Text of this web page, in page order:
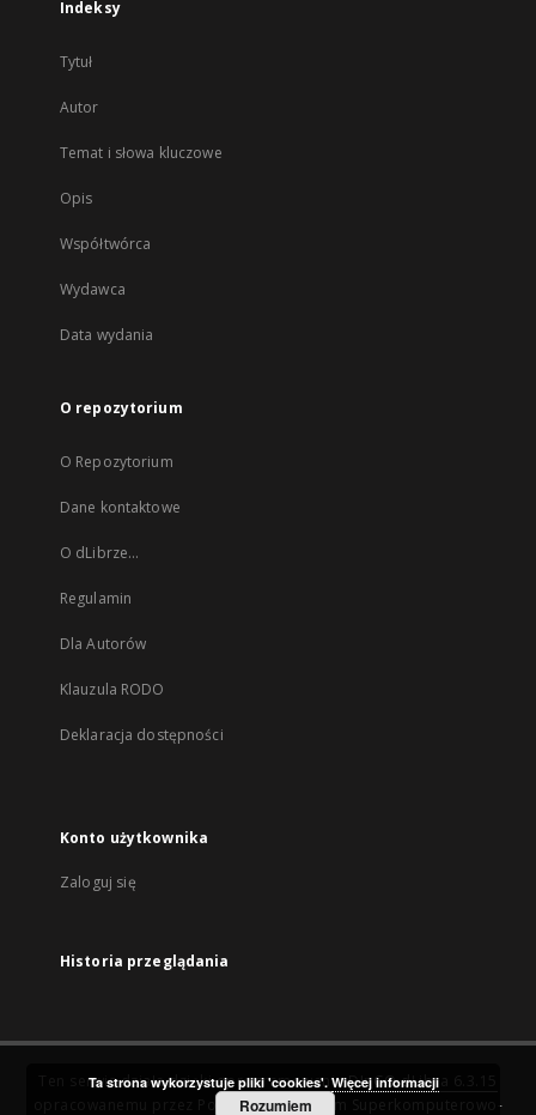
Indeksy
Tytuł
Autor
Temat i słowa kluczowe
Opis
Współtwórca
Wydawca
Data wydania
O repozytorium
O Repozytorium
Dane kontaktowe
O dLibrze...
Regulamin
Dla Autorów
Klauzula RODO
Deklaracja dostępności
Konto użytkownika
Zaloguj się
Historia przeglądania
Ten serwis działa dzięki oprogramowaniuDInGO dLibra 6.3.15
Poznańskie Centrum Superkomputerowo-
Ta strona wykorzystuje pliki 'cookies'. Więcej informacji
Rozumiem